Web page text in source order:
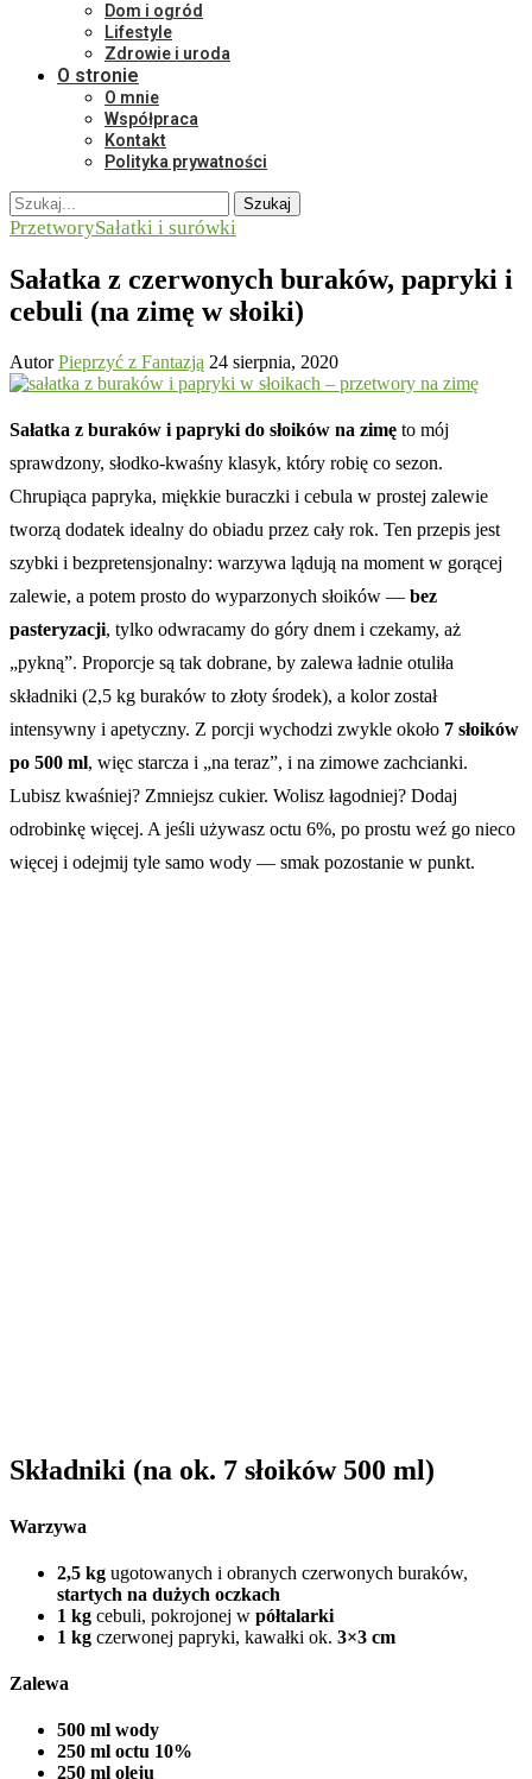
Dom i ogród
Lifestyle
Zdrowie i uroda
O stronie
O mnie
Współpraca
Kontakt
Polityka prywatności
Szukaj
PrzetworySałatki i surówki
Sałatka z czerwonych buraków, papryki i
cebuli (na zimę w słoiki)
AutorPieprzyć z Fantazją 24 sierpnia, 2020
Sałatka z buraków i papryki do słoików na zimę to mój
sprawdzony, słodko-kwaśny klasyk, który robię co sezon.
Chrupiąca papryka, miękkie buraczki i cebula w prostej zalewie
tworzą dodatek idealny do obiadu przez cały rok. Ten przepis jest
szybki i bezpretensjonalny: warzywa lądują na moment w gorącej
zalewie, a potem prosto do wyparzonych słoików — bez
pasteryzacji, tylko odwracamy do góry dnem i czekamy, aż
„pykną”. Proporcje są tak dobrane, by zalewa ładnie otuliła
składniki (2,5 kg buraków to złoty środek), a kolor został
intensywny i apetyczny. Z porcji wychodzi zwykle około 7 słoików
po 500 ml, więc starcza i „na teraz”, i na zimowe zachcianki.
Lubisz kwaśniej? Zmniejsz cukier. Wolisz łagodniej? Dodaj
odrobinkę więcej. A jeśli używasz octu 6%, po prostu weź go nieco
więcej i odejmij tyle samo wody — smak pozostanie w punkt.
Składniki (na ok. 7 słoików 500 ml)
Warzywa
2,5 kg ugotowanych i obranych czerwonych buraków,
startych na dużych oczkach
1 kg cebuli, pokrojonej w półtalarki
1 kg czerwonej papryki, kawałki ok. 3×3 cm
Zalewa
500 ml wody
250 ml octu 10%
250 ml oleju